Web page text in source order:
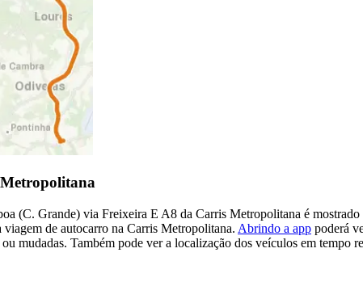
(C. Grande) via Freixeira E A8 da Carris Metropolitana é mostrado
de autocarro na Carris Metropolitana. Abrindo a app poderá
mudadas. Também pode ver a localização dos veículos em tempo